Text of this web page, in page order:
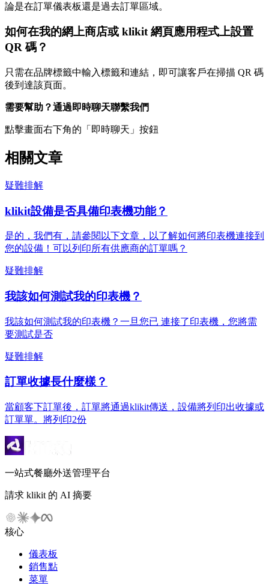
論是在訂單儀表板還是過去訂單區域。
如何在我的網上商店或 klikit 網頁應用程式上設置
QR 碼？
只需在品牌標籤中輸入標籤和連結，即可讓客戶在掃描 QR 碼
後到達該頁面。
需要幫助？通過即時聊天聯繫我們
點擊畫面右下角的「即時聊天」按鈕
相關文章
疑難排解
klikit設備是否具備印表機功能？
是的，我們有，請參閱以下文章，以了解如何將印表機連接到
您的設備！可以列印所有供應商的訂單嗎？
疑難排解
我該如何測試我的印表機？
我該如何測試我的印表機？一旦您已 連接了印表機，您將需
要測試是否
疑難排解
訂單收據長什麼樣？
當顧客下訂單後，訂單將通過klikit傳送，設備將列印出收據或
訂單單。將列印2份
一站式餐廳外送管理平台
請求 klikit 的 AI 摘要
核心
儀表板
銷售點
菜單